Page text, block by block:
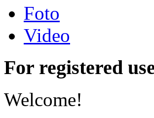
Foto
Video
For registered
Welcome!